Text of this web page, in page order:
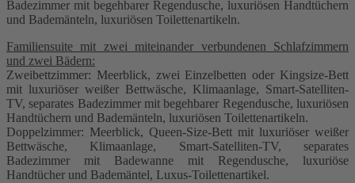
Badezimmer mit begehbarer Regendusche, luxuriösen Handtüchern
und Bademänteln, luxuriösen Toilettenartikeln.
Familiensuite mit zwei miteinander verbundenen Schlafzimmern
und zwei Bädern:
Zweibettzimmer: Meerblick, zwei Einzelbetten oder Kingsize-Bett
mit luxuriöser weißer Bettwäsche, Klimaanlage, Smart-Satelliten-
TV, separates Badezimmer mit begehbarer Regendusche, luxuriösen
Handtüchern und Bademänteln, luxuriösen Toilettenartikeln.
Doppelzimmer: Meerblick, Queen-Size-Bett mit luxuriöser weißer
Bettwäsche, Klimaanlage, Smart-Satelliten-TV, separates
Badezimmer mit Badewanne mit Regendusche, luxuriöse
Handtücher und Bademäntel, Luxus-Toilettenartikel.